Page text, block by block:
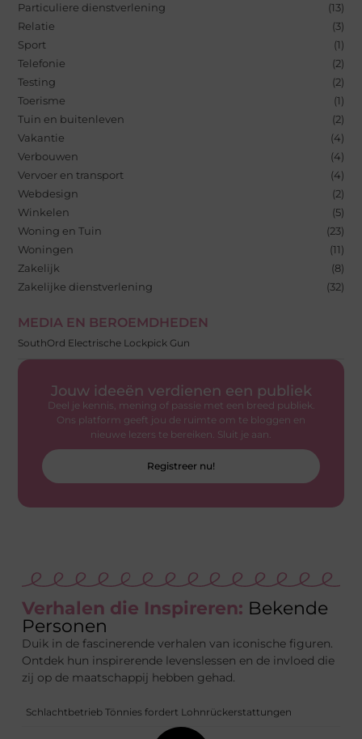
Particuliere dienstverlening
(13)
Relatie
(3)
Sport
(1)
Telefonie
(2)
Testing
(2)
Toerisme
(1)
Tuin en buitenleven
(2)
Vakantie
(4)
Verbouwen
(4)
Vervoer en transport
(4)
Webdesign
(2)
Winkelen
(5)
Woning en Tuin
(23)
Woningen
(11)
Zakelijk
(8)
Zakelijke dienstverlening
(32)
MEDIA EN BEROEMDHEDEN
SouthOrd Electrische Lockpick Gun
Jouw ideeën verdienen een publiek
Deel je kennis, mening of passie met een breed publiek.
Ons platform geeft jou de ruimte om te bloggen en
nieuwe lezers te bereiken. Sluit je aan.
Registreer nu!
Verhalen die Inspireren: Bekende
Personen
Duik in de fascinerende verhalen van iconische figuren.
Ontdek hun inspirerende levenslessen en de invloed die
zij op de maatschappij hebben gehad.
Schlachtbetrieb Tönnies fordert Lohnrückerstattungen